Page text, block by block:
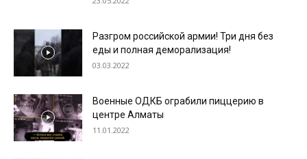
Разгром российской армии! Три дня без
еды и полная деморализация!
03.03.2022
Военные ОДКБ ограбили пиццерию в
центре Алматы
11.01.2022